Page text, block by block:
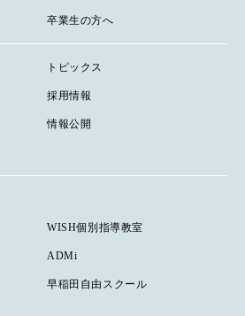
卒業生の方へ
トピックス
採用情報
情報公開
WISH個別指導教室
ADMi
早稲田自由スクール